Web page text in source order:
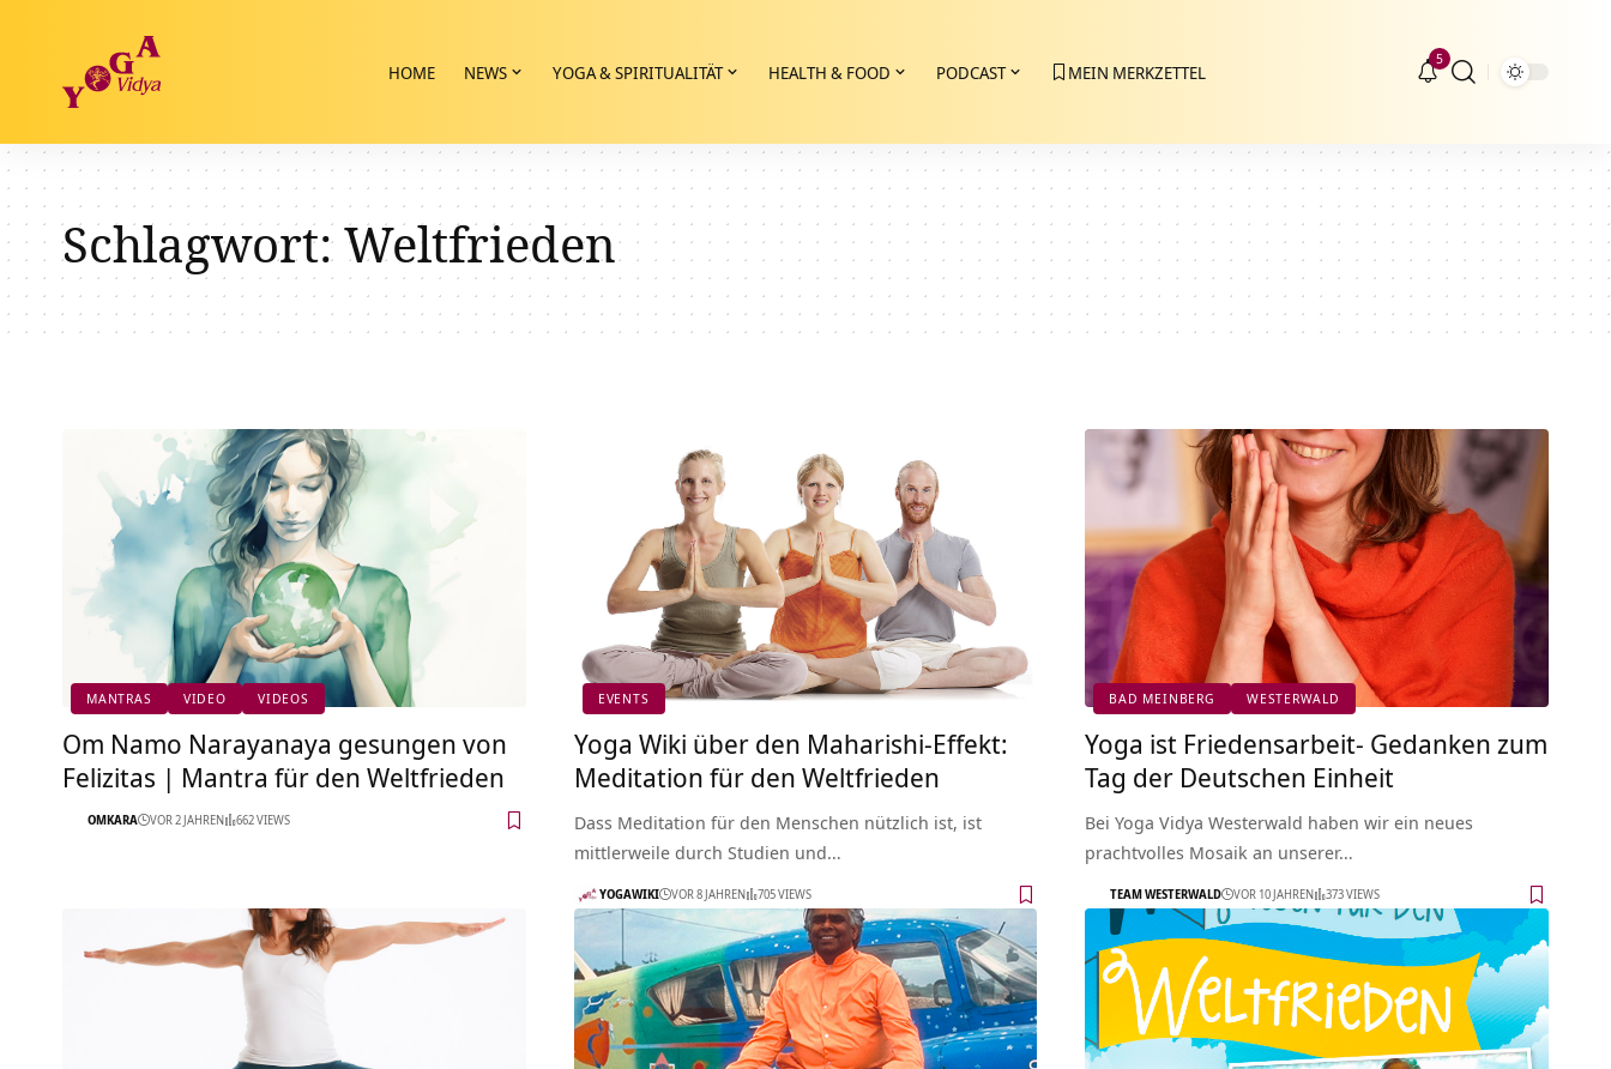
HOME NEWS YOGA & SPIRITUALITÄT HEALTH & FOOD PODCAST MEIN MERKZETTEL
5
Schlagwort:Weltfrieden
MANTRAS VIDEO VIDEOS
Om Namo Narayanaya gesungen von
Felizitas | Mantra für den Weltfrieden
OMKARA VOR 2 JAHREN 662 VIEWS
EVENTS
Yoga Wiki über den Maharishi-Effekt:
Meditation für den Weltfrieden
Dass Meditation für den Menschen nützlich ist, ist
mittlerweile durch Studien und…
YOGAWIKI VOR 8 JAHREN 705 VIEWS
BAD MEINBERG WESTERWALD
Yoga ist Friedensarbeit- Gedanken zum
Tag der Deutschen Einheit
Bei Yoga Vidya Westerwald haben wir ein neues
prachtvolles Mosaik an unserer…
TEAM WESTERWALD VOR 10 JAHREN 373 VIEWS